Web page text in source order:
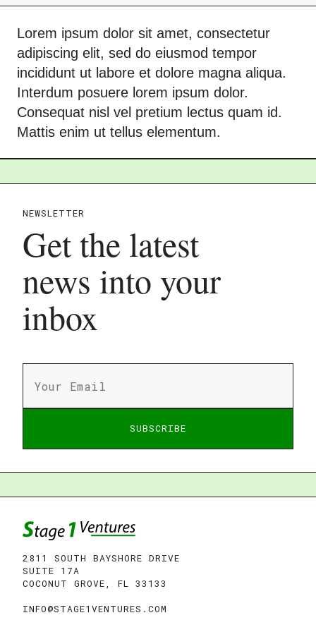
Lorem ipsum dolor sit amet, consectetur
adipiscing elit, sed do eiusmod tempor
incididunt ut labore et dolore magna aliqua.
Interdum posuere lorem ipsum dolor.
Consequat nisl vel pretium lectus quam id.
Mattis enim ut tellus elementum.
NEWSLETTER
Get the latest
news into your
inbox
SUBSCRIBE
2811 SOUTH BAYSHORE DRIVE
SUITE 17A
COCONUT GROVE, FL 33133
INFO@STAGE1VENTURES.COM